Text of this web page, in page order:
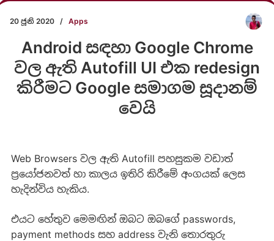
20 ජූනි 2020 / Apps
Android සඳහා Google Chrome
වල ඇති Autofill UI එක redesign
කිරීමට Google සමාගම සූදානම්
වෙයි
Web Browsers වල ඇති Autofill පහසුකම වඩාත්
ප්‍රයෝජනවත් හා කාලය ඉතිරි කිරීමේ අංගයක් ලෙස
හැදින්විය හැකිය.
එයට හේතුව මෙමඟින් ඔබට ඔබගේ passwords,
payment methods සහ address වැනි තොරතුරු